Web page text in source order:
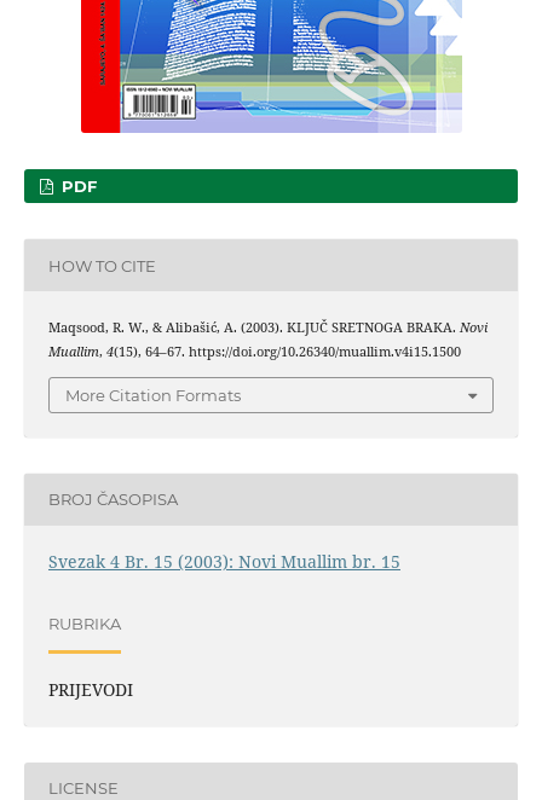
PDF
HOW TO CITE
Maqsood, R. W., & Alibašić, A. (2003). KLJUČ SRETNOGA BRAKA. Novi
Muallim, 4(15), 64–67. https://doi.org/10.26340/muallim.v4i15.1500
More Citation Formats
BROJ ČASOPISA
Svezak 4 Br. 15 (2003): Novi Muallim br. 15
RUBRIKA
PRIJEVODI
LICENSE